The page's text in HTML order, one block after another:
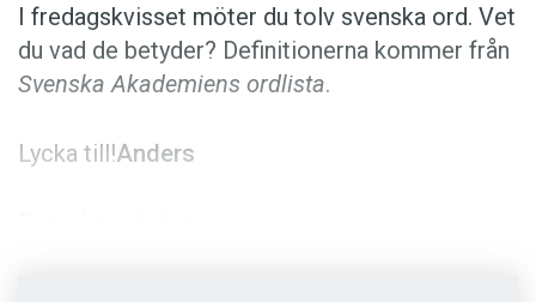
I fredagskvisset möter du tolv svenska ord. Vet
du vad de betyder? Definitionerna kommer från
Svenska Akademiens ordlista.
Lycka till!Anders